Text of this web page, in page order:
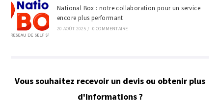
National Box : notre collaboration pour un service
encore plus performant
20 AOÛT 2025 / 0 COMMENTAIRE
Vous souhaitez recevoir un devis ou obtenir plus
d'informations ?